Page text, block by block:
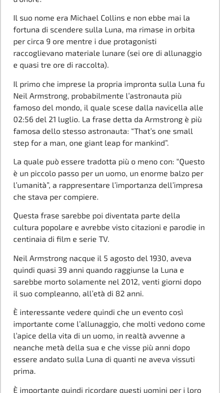
Il suo nome era Michael Collins e non ebbe mai la
fortuna di scendere sulla Luna, ma rimase in orbita
per circa 9 ore mentre i due protagonisti
raccoglievano materiale lunare (sei ore di allunaggio
e quasi tre ore di raccolta).
Il primo che imprese la propria impronta sulla Luna fu
Neil Armstrong, probabilmente l’astronauta più
famoso del mondo, il quale scese dalla navicella alle
02:56 del 21 luglio. La frase detta da Armstrong è più
famosa dello stesso astronauta: “That’s one small
step for a man, one giant leap for mankind”.
La quale può essere tradotta più o meno con: “Questo
è un piccolo passo per un uomo, un enorme balzo per
l’umanità”, a rappresentare l’importanza dell’impresa
che stava per compiere.
Questa frase sarebbe poi diventata parte della
cultura popolare e avrebbe visto citazioni e parodie in
centinaia di film e serie TV.
Neil Armstrong nacque il 5 agosto del 1930, aveva
quindi quasi 39 anni quando raggiunse la Luna e
sarebbe morto solamente nel 2012, venti giorni dopo
il suo compleanno, all’età di 82 anni.
È interessante vedere quindi che un evento così
importante come l’allunaggio, che molti vedono come
l’apice della vita di un uomo, in realtà avvenne a
neanche metà della sua e che visse più anni dopo
essere andato sulla Luna di quanti ne aveva vissuti
prima.
È importante quindi ricordare questi uomini per i loro